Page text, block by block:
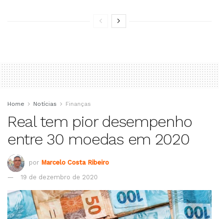
Home Notícias Finanças
Real tem pior desempenho
entre 30 moedas em 2020
por Marcelo Costa Ribeiro
19 de dezembro de 2020